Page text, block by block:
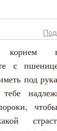
с
под